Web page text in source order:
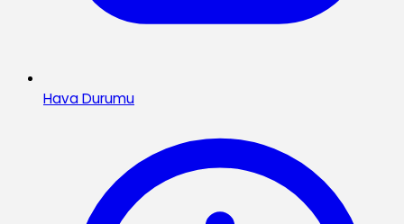
Hava Durumu